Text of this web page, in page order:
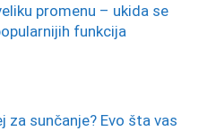
promenu – ukida se
funkcija
za sunčanje? Evo šta vas